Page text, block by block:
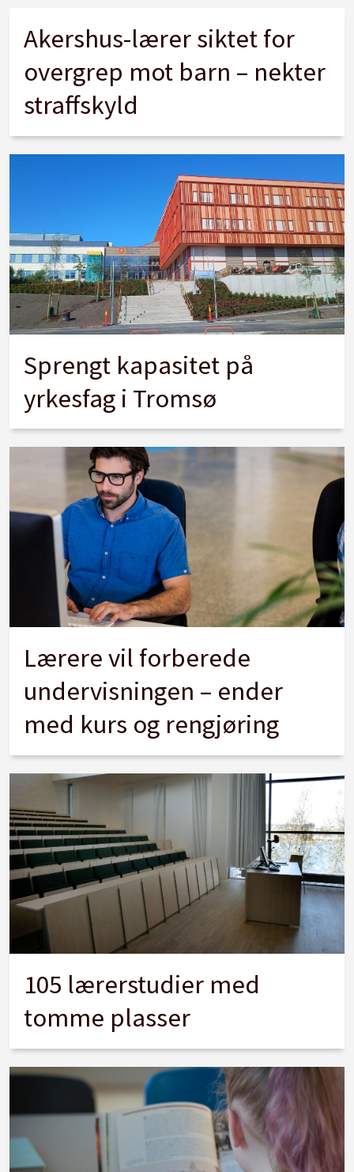
Akershus-lærer siktet for
overgrep mot barn – nekter
straffskyld
Sprengt kapasitet på
yrkesfag i Tromsø
Lærere vil forberede
undervisningen – ender
med kurs og rengjøring
105 lærerstudier med
tomme plasser